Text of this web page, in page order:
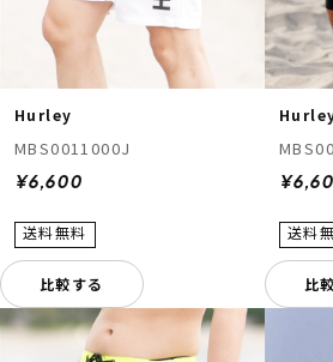
ムラサキスポーツ 公
ポイント・クーポンもこの
Hurley
MBS0011000J
¥6,600
比較する 比